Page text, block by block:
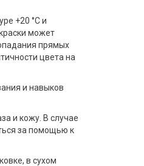
+20 °C и
может
прямых
цвета на
и навыков
и кожу. В случае
за помощью к
в сухом